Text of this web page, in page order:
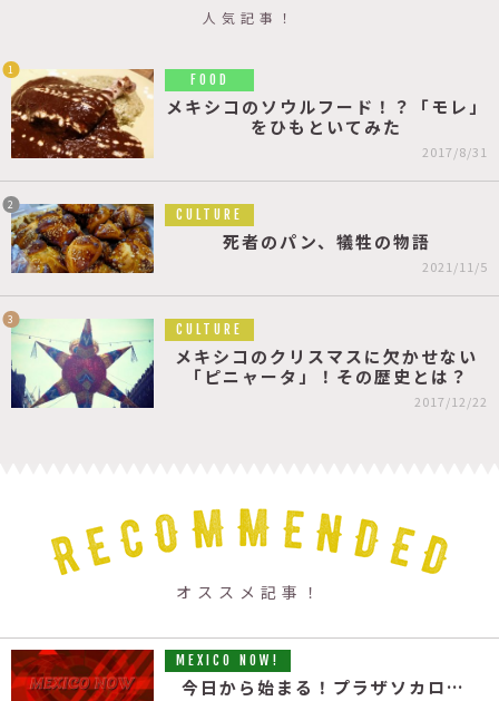
人気記事！
1
FOOD
メキシコのソウルフード！？「モレ」
をひもといてみた
2017/8/31
2
CULTURE
死者のパン、犠牲の物語
2021/11/5
3
CULTURE
メキシコのクリスマスに欠かせない
「ピニャータ」！その歴史とは？
2017/12/22
オススメ記事！
MEXICO NOW!
今日から始まる！プラザソカロのスノーリンク